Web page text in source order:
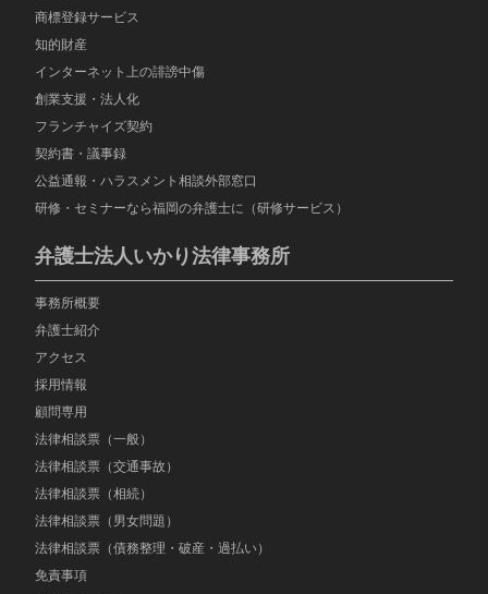
商標登録サービス
知的財産
インターネット上の誹謗中傷
創業支援・法人化
フランチャイズ契約
契約書・議事録
公益通報・ハラスメント相談外部窓口
研修・セミナーなら福岡の弁護士に（研修サービス）
弁護士法人いかり法律事務所
事務所概要
弁護士紹介
アクセス
採用情報
顧問専用
法律相談票（一般）
法律相談票（交通事故）
法律相談票（相続）
法律相談票（男女問題）
法律相談票（債務整理・破産・過払い）
免責事項